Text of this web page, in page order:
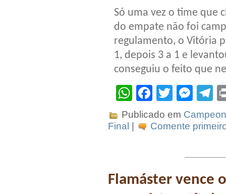
Só uma vez o time que
do empate não foi
regulamento, o Vitória
1, depois 3 a 1 e
conseguiu o feito que
WhatsApp
Facebook
Twitter
Publicado em
Final | Comente
Flamáster vence